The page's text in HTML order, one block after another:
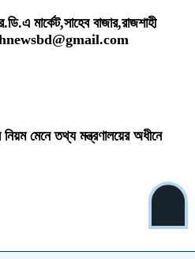
মার্কেট,সাহেব বাজার,রাজশাহী
নিয়ম মেনে তথ্য মন্ত্রণালয়ের অধীনে